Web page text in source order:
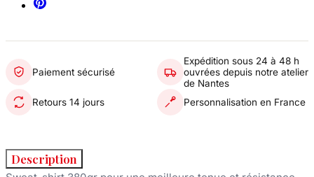
Paiement sécurisé
Expédition sous 24 à 48 h
ouvrées depuis notre atelier
de Nantes
Retours 14 jours
Personnalisation en France
Description